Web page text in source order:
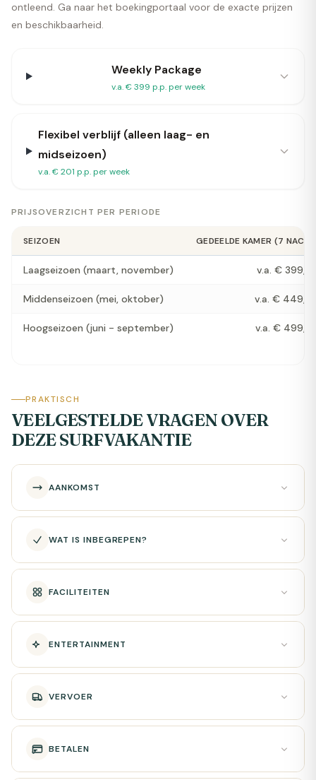
ontleend. Ga naar het boekingportaal voor de exacte prijzen
en beschikbaarheid.
Weekly Package
v.a. € 399 p.p. per week
Flexibel verblijf (alleen laag- en
midseizoen)
v.a. € 201 p.p. per week
PRIJSOVERZICHT PER PERIODE
SEIZOEN GEDEELDE KAMER (7
Laagseizoen (maart, november) v.a. € 399,-
Middenseizoen (mei, oktober) v.a. € 449,-
Hoogseizoen (juni - september) v.a. € 499,-
PRAKTISCH
VEELGESTELDE VRAGEN OVER
DEZE SURFVAKANTIE
AANKOMST
WAT IS INBEGREPEN?
FACILITEITEN
ENTERTAINMENT
VERVOER
BETALEN